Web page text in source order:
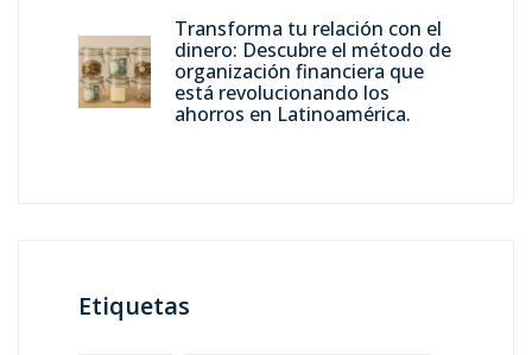
Transforma tu relación con el
dinero: Descubre el método de
organización financiera que
está revolucionando los
ahorros en Latinoamérica.
Etiquetas